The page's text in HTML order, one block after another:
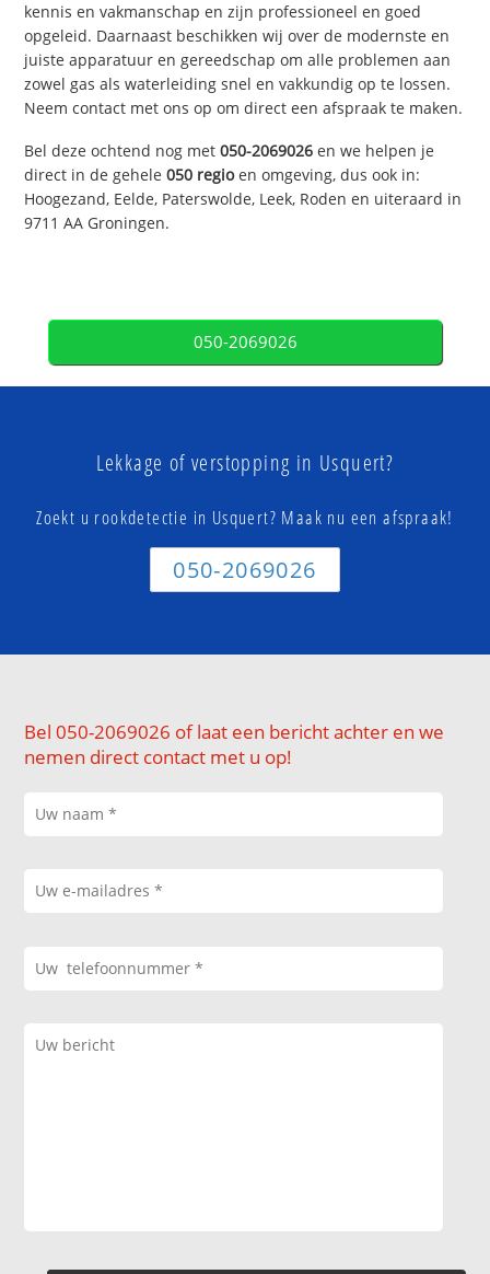
kennis en vakmanschap en zijn professioneel en goed
opgeleid. Daarnaast beschikken wij over de modernste en
juiste apparatuur en gereedschap om alle problemen aan
zowel gas als waterleiding snel en vakkundig op te lossen.
Neem contact met ons op om direct een afspraak te maken.
Bel deze ochtend nog met050-2069026 en we helpen je
direct in de gehele050 regioen omgeving, dus ook in:
Hoogezand, Eelde, Paterswolde, Leek, Roden en uiteraard in
9711 AA Groningen.
050-2069026
Lekkage of verstopping in Usquert?
Zoekt u rookdetectie in Usquert? Maak nu een afspraak!
050-2069026
Bel 050-2069026 of laat een bericht achter en we
nemen direct contact met u op!